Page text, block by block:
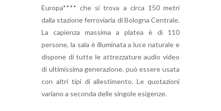
Europa**** che si trova a circa 150 metri
dalla stazione ferroviaria di Bologna Centrale.
La capienza massima a platea è di 110
persone, la sala è illuminata a luce naturale e
dispone di tutte le attrezzature audio video
di ultimissima generazione. può essere usata
con altri tipi di allestimento. Le quotazioni
variano a seconda delle singole esigenze.